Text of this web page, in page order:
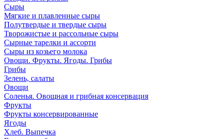
Сыры
Мягкие и плавленные сыры
Полутвердые и твердые сыры
Творожистые и рассольные сыры
Сырные тарелки и ассорти
Сыры из козьего молока
Овощи. Фрукты. Ягоды. Грибы
Грибы
Зелень, салаты
Овощи
Соленья. Овощная и грибная консервация
Фрукты
Фрукты консервированные
Ягоды
Хлеб. Выпечка